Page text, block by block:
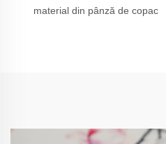
material din pânză de copac